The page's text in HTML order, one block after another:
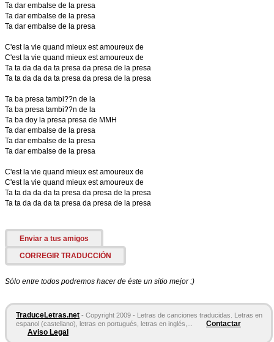
Ta dar embalse de la presa
Ta dar embalse de la presa
Ta dar embalse de la presa
C'est la vie quand mieux est amoureux de
C'est la vie quand mieux est amoureux de
Ta ta da da da ta presa da presa de la presa
Ta ta da da da ta presa da presa de la presa
Ta ba presa tambi??n de la
Ta ba presa tambi??n de la
Ta ba doy la presa presa de MMH
Ta dar embalse de la presa
Ta dar embalse de la presa
Ta dar embalse de la presa
C'est la vie quand mieux est amoureux de
C'est la vie quand mieux est amoureux de
Ta ta da da da ta presa da presa de la presa
Ta ta da da da ta presa da presa de la presa
Enviar a tus amigos
CORREGIR TRADUCCIÓN
Sólo entre todos podremos hacer de éste un sitio mejor :)
TraduceLetras.net - Copyright 2009 - Letras de canciones traducidas. Letras en
espanol (castellano), letras en portugués, letras en inglés,...
Contactar
Aviso Legal